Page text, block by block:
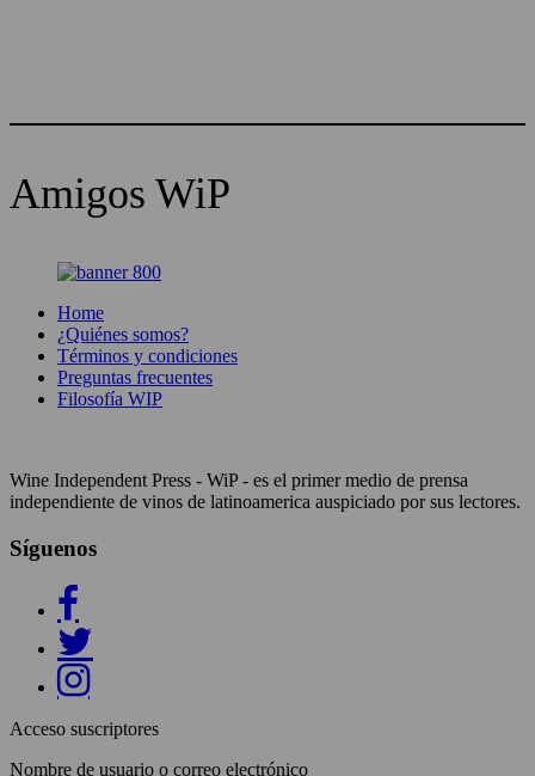
Amigos WiP
Home
¿Quiénes somos?
Términos y condiciones
Preguntas frecuentes
Filosofía WIP
Wine Independent Press - WiP - es el primer medio de prensa
independiente de vinos de latinoamerica auspiciado por sus lectores.
Síguenos
Acceso suscriptores
Nombre de usuario o correo electrónico